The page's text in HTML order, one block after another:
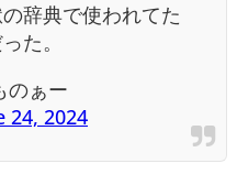
辞典で使われてた
た。
ぁー
24, 2024